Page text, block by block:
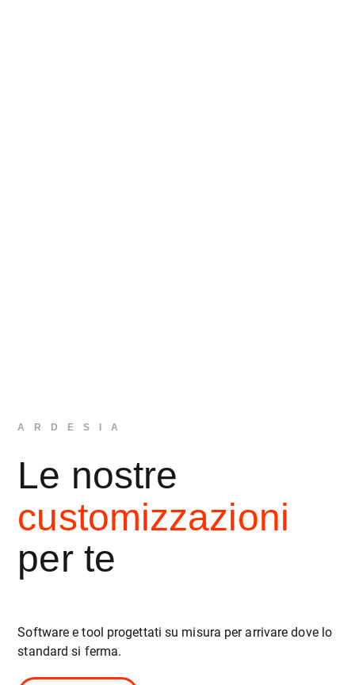
ARDESIA
Le nostre
customizzazioni
per te
Software e tool progettati su misura per arrivare dove lo
standard si ferma.